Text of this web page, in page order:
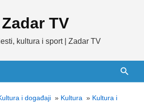
Zadar TV
kultura i sport | Zadar TV
i događaji » Kultura » Kultura i